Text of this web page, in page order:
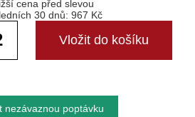
cena před slevou
30 dnů: 967 Kč
nezávaznou poptávku